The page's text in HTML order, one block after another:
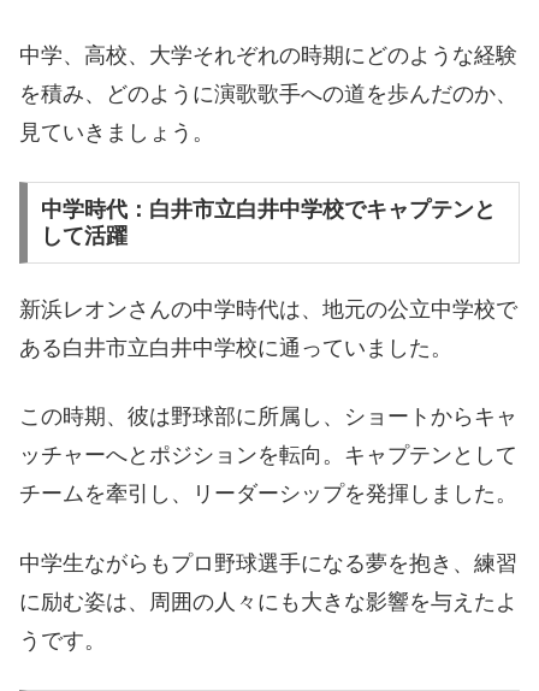
中学、高校、大学それぞれの時期にどのような経験
を積み、どのように演歌歌手への道を歩んだのか、
見ていきましょう。
中学時代：白井市立白井中学校でキャプテンと
して活躍
新浜レオンさんの中学時代は、地元の公立中学校で
ある白井市立白井中学校に通っていました。
この時期、彼は野球部に所属し、ショートからキャ
ッチャーへとポジションを転向。キャプテンとして
チームを牽引し、リーダーシップを発揮しました。
中学生ながらもプロ野球選手になる夢を抱き、練習
に励む姿は、周囲の人々にも大きな影響を与えたよ
うです。